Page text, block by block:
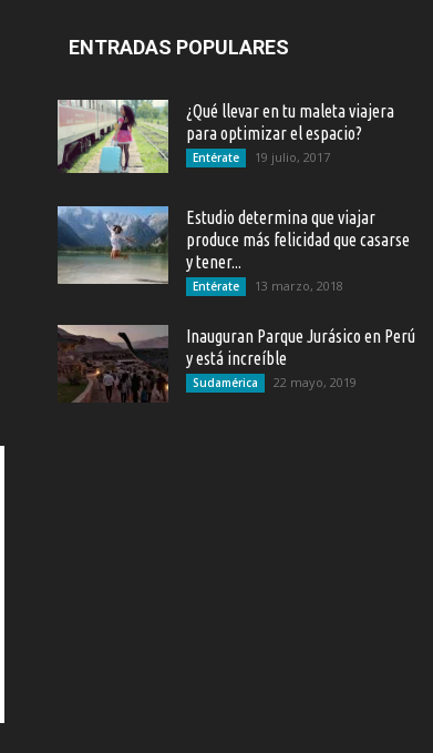
ENTRADAS POPULARES
¿Qué llevar en tu maleta viajera
para optimizar el espacio?
Entérate 19 julio, 2017
Estudio determina que viajar
produce más felicidad que casarse
y tener...
Entérate 13 marzo, 2018
Inauguran Parque Jurásico en Perú
y está increíble
Sudamérica 22 mayo, 2019